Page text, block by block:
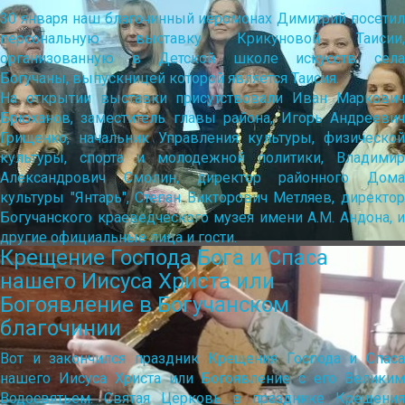
30 января наш благочинный иеромонах Димитрий посетил
персональную выставку Крикуновой Таисии,
организованную в Детской школе искусств села
Богучаны, выпускницей которой является Таисия.
На открытии выставки присутствовали Иван Маркович
Брюханов, заместитель главы района, Игорь Андреевич
Грищенко, начальник Управления культуры, физической
культуры, спорта и молодежной политики, Владимир
Александрович Смолин, директор районного Дома
культуры "Янтарь", Степан Викторович Метляев, директор
Богучанского краеведческого музея имени А.М. Андона, и
другие официальные лица и гости.
Крещение Господа Бога и Спаса
нашего Иисуса Христа или
Богоявление в Богучанском
благочинии
Вот и закончился праздник Крещения Господа и Спаса
нашего Иисуса Христа или Богоявление с его Великим
Водосвятьем. Святая Церковь в празднике Крещения